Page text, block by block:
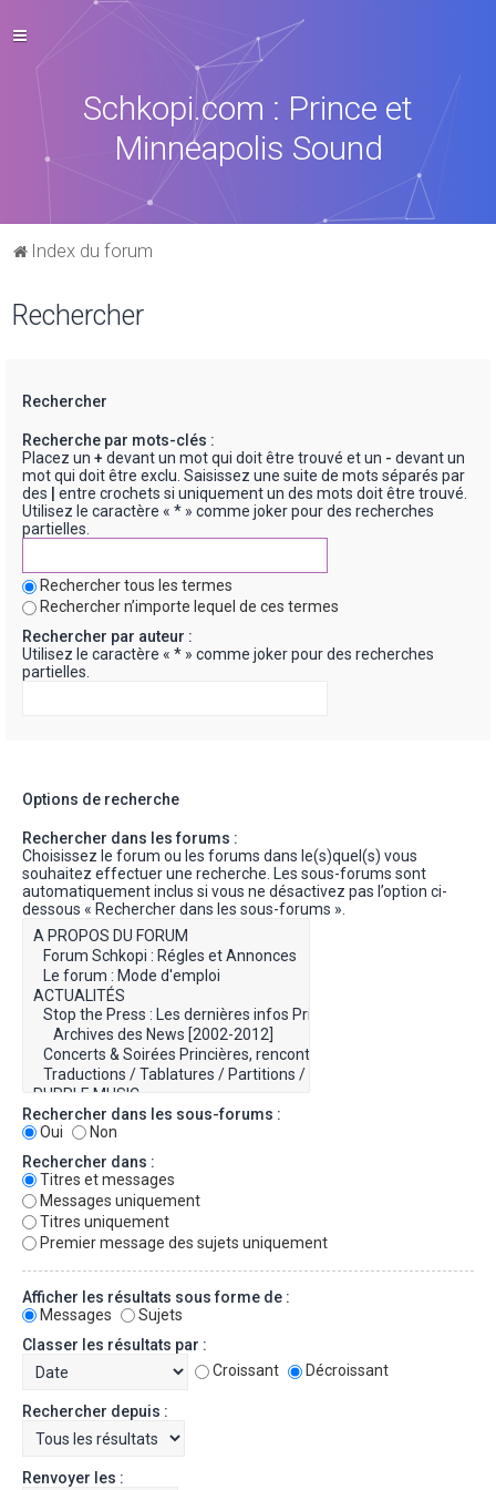
Schkopi.com : Prince et
Minneapolis Sound
Index du forum
Rechercher
Rechercher
Recherche par mots-clés :
Placez un + devant un mot qui doit être trouvé et un - devant un
mot qui doit être exclu. Saisissez une suite de mots séparés par
des
entre crochets si uniquement un des mots doit être trouvé.
Utilisez le caractère « * » comme joker pour des recherches
partielles.
Rechercher tous les termes
Rechercher n’importe lequel de ces termes
Rechercher par auteur :
Utilisez le caractère « * » comme joker pour des recherches
partielles.
Options de recherche
Rechercher dans les forums :
Choisissez le forum ou les forums dans le(s)quel(s) vous
souhaitez effectuer une recherche. Les sous-forums sont
automatiquement inclus si vous ne désactivez pas l’option ci-
dessous « Rechercher dans les sous-forums ».
Rechercher dans les sous-forums :
Oui
Non
Rechercher dans :
Titres et messages
Messages uniquement
Titres uniquement
Premier message des sujets uniquement
Afficher les résultats sous forme de :
Messages
Sujets
Classer les résultats par :
Croissant
Décroissant
Rechercher depuis :
Renvoyer les :